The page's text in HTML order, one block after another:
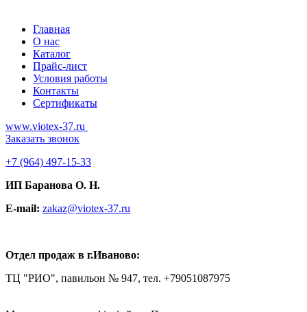
Главная
О нас
Каталог
Прайс-лист
Условия работы
Контакты
Сертификаты
www.viotex-37.ru
Заказать звонок
+7 (964) 497-15-33
ИП Баранова О. Н.
E-mail: zakaz@viotex-37.ru
Отдел продаж в г.Иваново:
ТЦ "РИО", павильон № 947, тел. +79051087975